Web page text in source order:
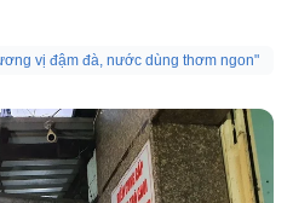
vị đậm đà, nước dùng thơm ngon"